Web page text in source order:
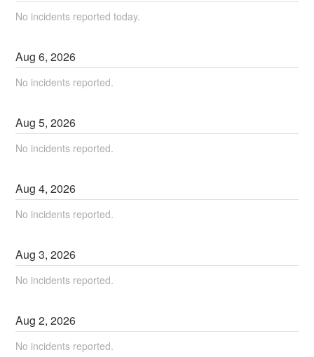
No incidents reported today.
Aug6,2026
No incidents reported.
Aug5,2026
No incidents reported.
Aug4,2026
No incidents reported.
Aug3,2026
No incidents reported.
Aug2,2026
No incidents reported.